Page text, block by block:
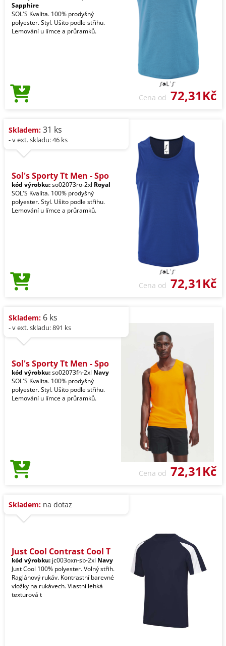
Sapphire
SOL'S Kvalita. 100% prodyšný
polyester. Styl. Ušito podle střihu.
Lemování u límce a průramků.
Cena od 72,31Kč
Skladem: 31 ks
- v ext. skladu: 46 ks
Sol's Sporty Tt Men - Spo
kód výrobku:so02073ro-2xl Royal
SOL'S Kvalita. 100% prodyšný
polyester. Styl. Ušito podle střihu.
Lemování u límce a průramků.
Cena od 72,31Kč
Skladem: 6 ks
- v ext. skladu: 891 ks
Sol's Sporty Tt Men - Spo
kód výrobku:so02073fn-2xl Navy
SOL'S Kvalita. 100% prodyšný
polyester. Styl. Ušito podle střihu.
Lemování u límce a průramků.
Cena od 72,31Kč
Skladem: na dotaz
Just Cool Contrast Cool T
kód výrobku: jc003oxn-sb-2xl Navy
Just Cool 100% polyester. Volný střih.
Raglánový rukáv. Kontrastní barevné
vložky na rukávech. Vlastní lehká
texturová t